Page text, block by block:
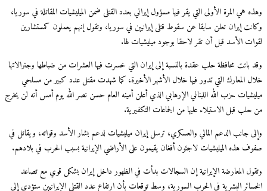
وهذه هي المرة الأولى التي يقر فيها مسؤول إيراني بعدد القتلى ضمن الميليشيات المقاتلة في سوريا،
وكانت إيران تعلن سابقا عن سقوط قتلى إيرانيين في سوريا، وتقول إنهم يعملون كمستشارين
لقوات الأسد قبل أن تقر لاحقا بوجود ميليشيات لها.
وقد باتت محافظة حلب عقدة بالنسبة إلى إيران التي خسرت فيها العشرات من ضباطها وجنرالاتها
خلال المعارك التي تدور فيها خلال الأشهر الأخيرة، كما شهدت مقتل عدد كبير من مسلحي
ميليشيات حزب الله اللبناني الإرهابي الذي أعلن أمينه العام حسن نصر الله يوم أمس أنه لن يخرج
من حلب قبل الاستيلاء عليها من الجماعات التكفيرية.
وإلى جانب الدعم المالي والعسكري، ترسل إيران ميليشيات لدعم بشار الأسد وقواته، ويقاتل في
صفوف هذه الميليشيات لاجئون أفغان يقيمون على الأراضي الإيرانية بسبب الحرب في بلادهم.
وتقول المعارضة الإيرانية إن السجالات بدأت في الظهور داخل إيران بشكل قوي مع تصاعد
الخسائر البشرية في الحرب السورية، وسط توقعات بأن ارتفاع عدد القتلى الإيرانيين ستؤدي إلى